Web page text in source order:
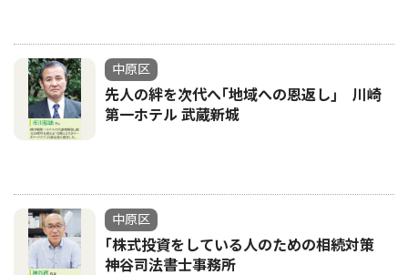
中原区
先人の絆を次代へ｢地域への恩返し｣ 川崎
第一ホテル 武蔵新城
中原区
｢株式投資をしている人のための相続対策
神谷司法書士事務所